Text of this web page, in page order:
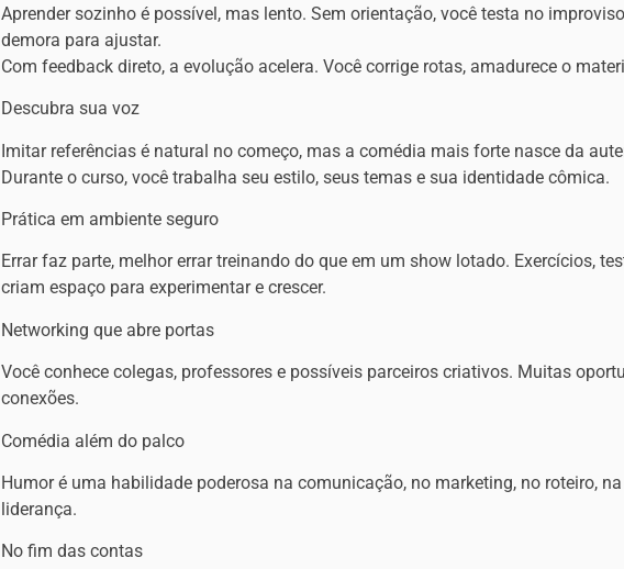
Aprender sozinho é possível, mas lento. Sem orientação, você testa no
demora para ajustar.
Com feedback direto, a evolução acelera. Você corrige rotas, amadurece o
Descubra sua voz
Imitar referências é natural no começo, mas a comédia mais forte nasce da
Durante o curso, você trabalha seu estilo, seus temas e sua identidade cômica.
Prática em ambiente seguro
Errar faz parte, melhor errar treinando do que em um show lotado. Exercícios,
criam espaço para experimentar e crescer.
Networking que abre portas
Você conhece colegas, professores e possíveis parceiros criativos. Muitas
conexões.
Comédia além do palco
Humor é uma habilidade poderosa na comunicação, no marketing, no roteiro,
liderança.
No fim das contas